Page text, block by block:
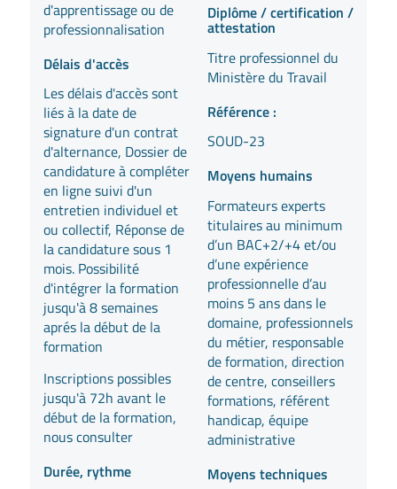
d'apprentissage ou de
professionnalisation
Délais d'accès
Les délais d'accès sont
liés à la date de
signature d'un contrat
d'alternance, Dossier de
candidature à compléter
en ligne suivi d'un
entretien individuel et
ou collectif, Réponse de
la candidature sous 1
mois. Possibilité
d'intégrer la formation
jusqu'à 8 semaines
aprés la début de la
formation
Inscriptions possibles
jusqu'à 72h avant le
début de la formation,
nous consulter
Durée, rythme
Diplôme / certification /
attestation
Titre professionnel du
Ministère du Travail
Référence :
SOUD-23
Moyens humains
Formateurs experts
titulaires au minimum
d’un BAC+2/+4 et/ou
d’une expérience
professionnelle d’au
moins 5 ans dans le
domaine, professionnels
du métier, responsable
de formation, direction
de centre, conseillers
formations, référent
handicap, équipe
administrative
Moyens techniques